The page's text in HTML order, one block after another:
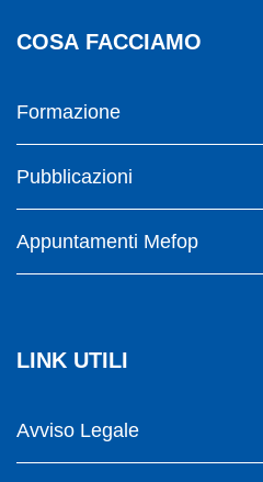
COSA FACCIAMO
Formazione
Pubblicazioni
Appuntamenti Mefop
LINK UTILI
Avviso Legale